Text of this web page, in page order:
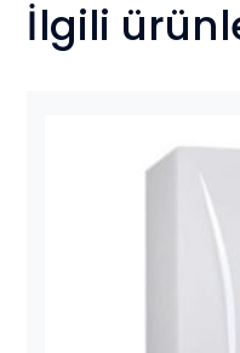
İlgili